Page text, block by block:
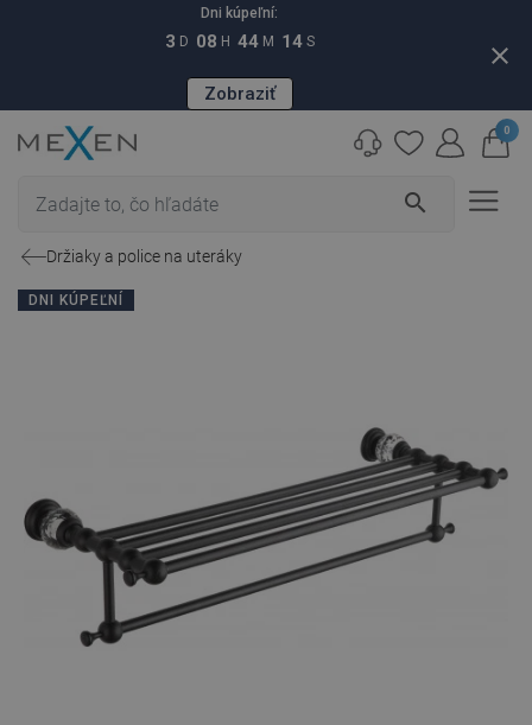
Dni kúpeľní:
3 D 08 H 44 M 13 S
Zobraziť
close
search
0
Držiaky a police na uteráky
DNI KÚPEĽNÍ